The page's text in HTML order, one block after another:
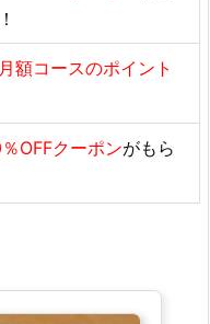
月額コースのポイント
OFFクーポンがもら